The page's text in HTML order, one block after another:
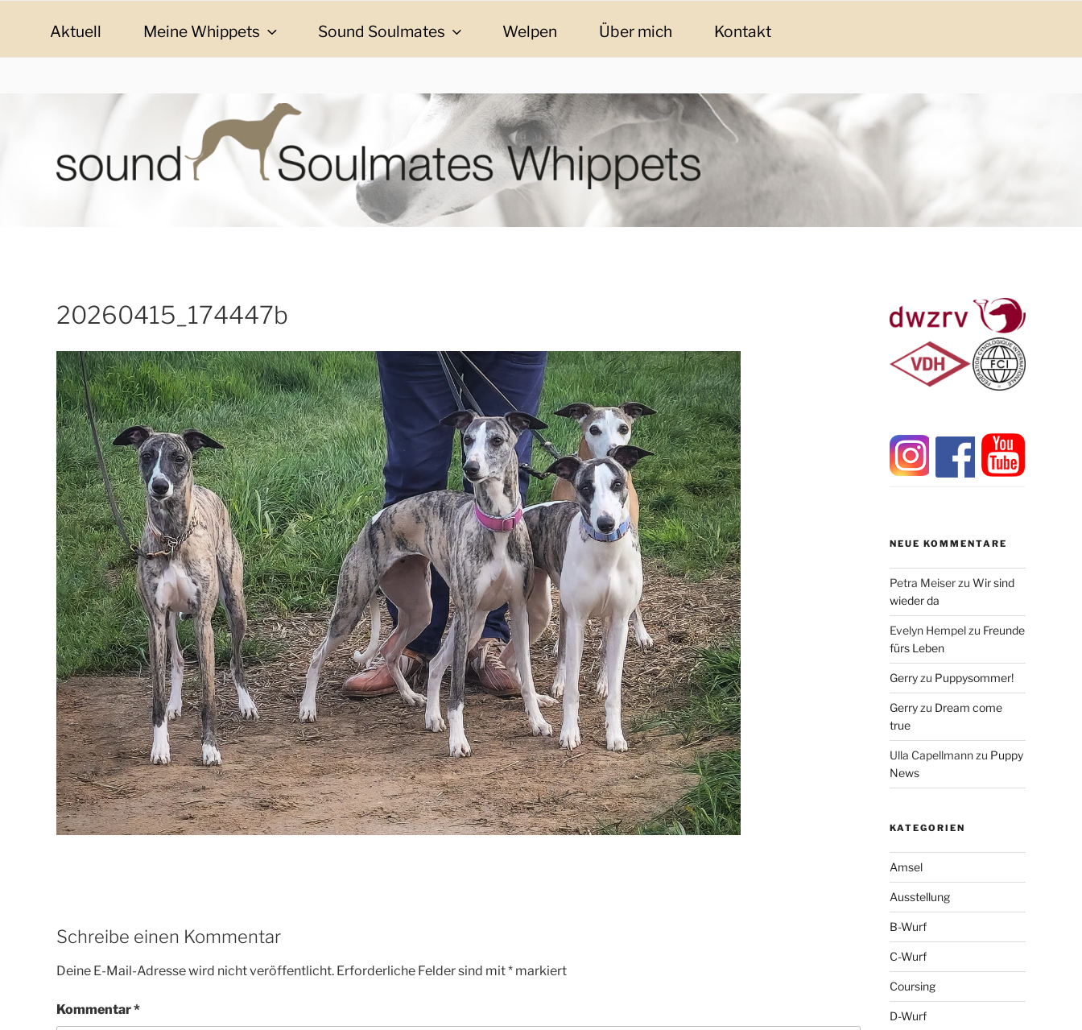
SOUND SOULMATES WHIPPETS
sound Soulmates – Whippets fürs Leben! Bilder, Geschichten und Informationen
Aktuell Meine Whippets Sound Soulmates Welpen Über mich Kontakt
20260415_174447b
Schreibe einen Kommentar
Deine E-Mail-Adresse wird nicht veröffentlicht. Erforderliche Felder sind mit* markiert
Kommentar*
NEUE KOMMENTARE
Petra Meiser zuWir sind
wieder da
Evelyn Hempel zu Freunde
fürs Leben
Gerry zu Puppysommer!
Gerry zu Dream come
true
Ulla Capellmann zu Puppy
News
KATEGORIEN
Amsel
Ausstellung
B-Wurf
C-Wurf
Coursing
D-Wurf